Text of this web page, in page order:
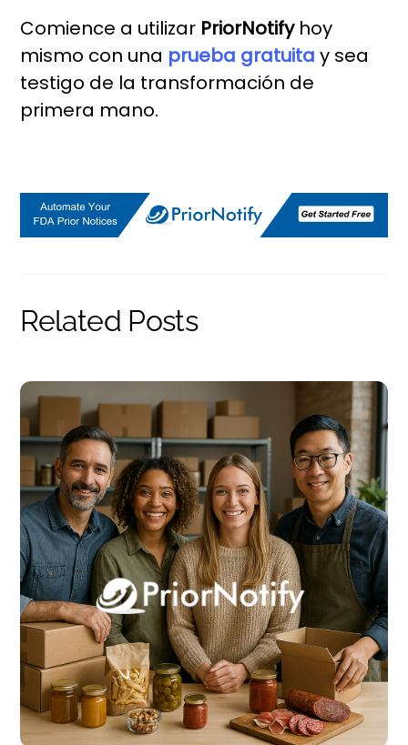
Comience a utilizar PriorNotifyhoy
mismo con una prueba gratuita y sea
testigo de la transformación de
primera mano.
Related Posts